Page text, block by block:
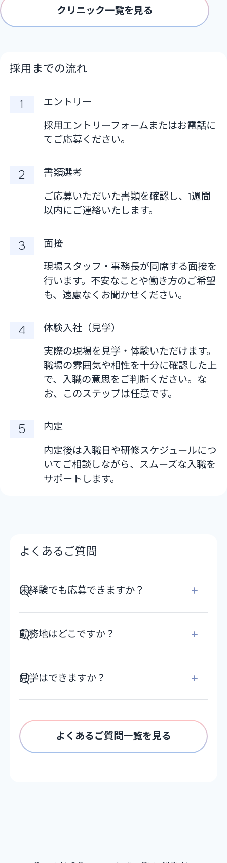
クリニック一覧を見る
採用までの流れ
エントリー
採用エントリーフォームまたはお電話に
てご応募ください。
書類選考
ご応募いただいた書類を確認し、1週間
以内にご連絡いたします。
面接
現場スタッフ・事務長が同席する面接を
行います。不安なことや働き方のご希望
も、遠慮なくお聞かせください。
体験入社（見学）
実際の現場を見学・体験いただけます。
職場の雰囲気や相性を十分に確認した上
で、入職の意思をご判断ください。な
お、このステップは任意です。
内定
内定後は入職日や研修スケジュールにつ
いてご相談しながら、スムーズな入職を
サポートします。
よくあるご質問
未経験でも応募できますか？
勤務地はどこですか？
見学はできますか？
よくあるご質問一覧を見る